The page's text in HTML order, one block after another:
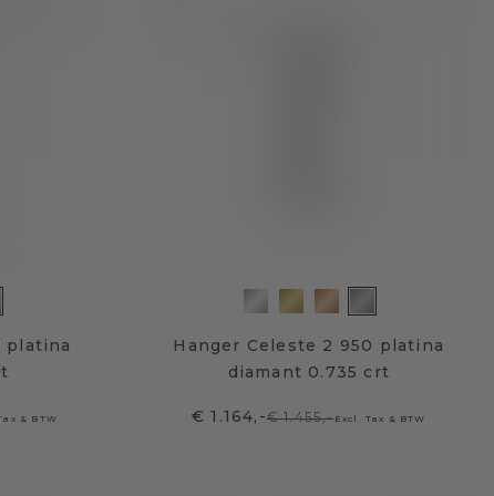
platina
& BTW
Hanger Celeste 2 950 platina
diamant 0.735 crt
€ 1.164,-€ 1.455,-Excl. Tax & BTW